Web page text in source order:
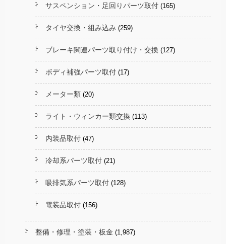
サスペンション・足回りパーツ取付 (165)
タイヤ交換・組み込み (259)
ブレーキ関連パーツ取り付け・交換 (127)
ボディ補強パーツ取付 (17)
メーター類 (20)
ライト・ウィンカー類交換 (113)
内装品取付 (47)
冷却系パーツ取付 (21)
吸排気系パーツ取付 (128)
電装品取付 (156)
整備・修理・塗装・板金 (1,987)